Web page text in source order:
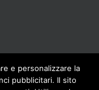
e personalizzare la
pubblicitari. Il sito